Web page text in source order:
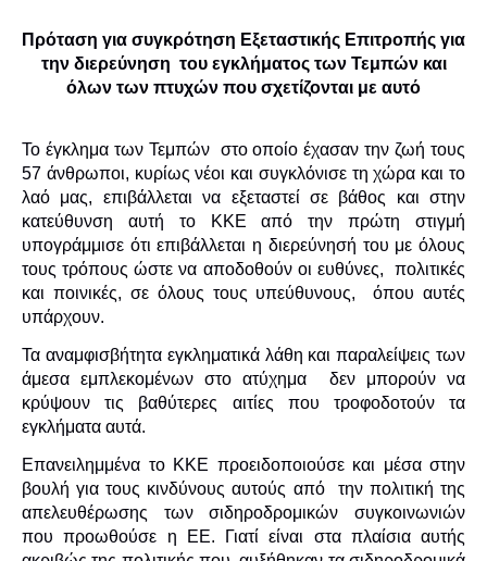
Πρόταση για συγκρότηση Εξεταστικής Επιτροπής για
την διερεύνηση του εγκλήματος των Τεμπών και
όλων των πτυχών που σχετίζονται με αυτό
Το έγκλημα των Τεμπών στο οποίο έχασαν την ζωή τους
57 άνθρωποι, κυρίως νέοι και συγκλόνισε τη χώρα και το
λαό μας, επιβάλλεται να εξεταστεί σε βάθος και στην
κατεύθυνση αυτή το ΚΚΕ από την πρώτη στιγμή
υπογράμμισε ότι επιβάλλεται η διερεύνησή του με όλους
τους τρόπους ώστε να αποδοθούν οι ευθύνες, πολιτικές
και ποινικές, σε όλους τους υπεύθυνους, όπου αυτές
υπάρχουν.
Τα αναμφισβήτητα εγκληματικά λάθη και παραλείψεις των
άμεσα εμπλεκομένων στο ατύχημα δεν μπορούν να
κρύψουν τις βαθύτερες αιτίες που τροφοδοτούν τα
εγκλήματα αυτά.
Επανειλημμένα το ΚΚΕ προειδοποιούσε και μέσα στην
βουλή για τους κινδύνους αυτούς από την πολιτική της
απελευθέρωσης των σιδηροδρομικών συγκοινωνιών
που προωθούσε η ΕΕ. Γιατί είναι στα πλαίσια αυτής